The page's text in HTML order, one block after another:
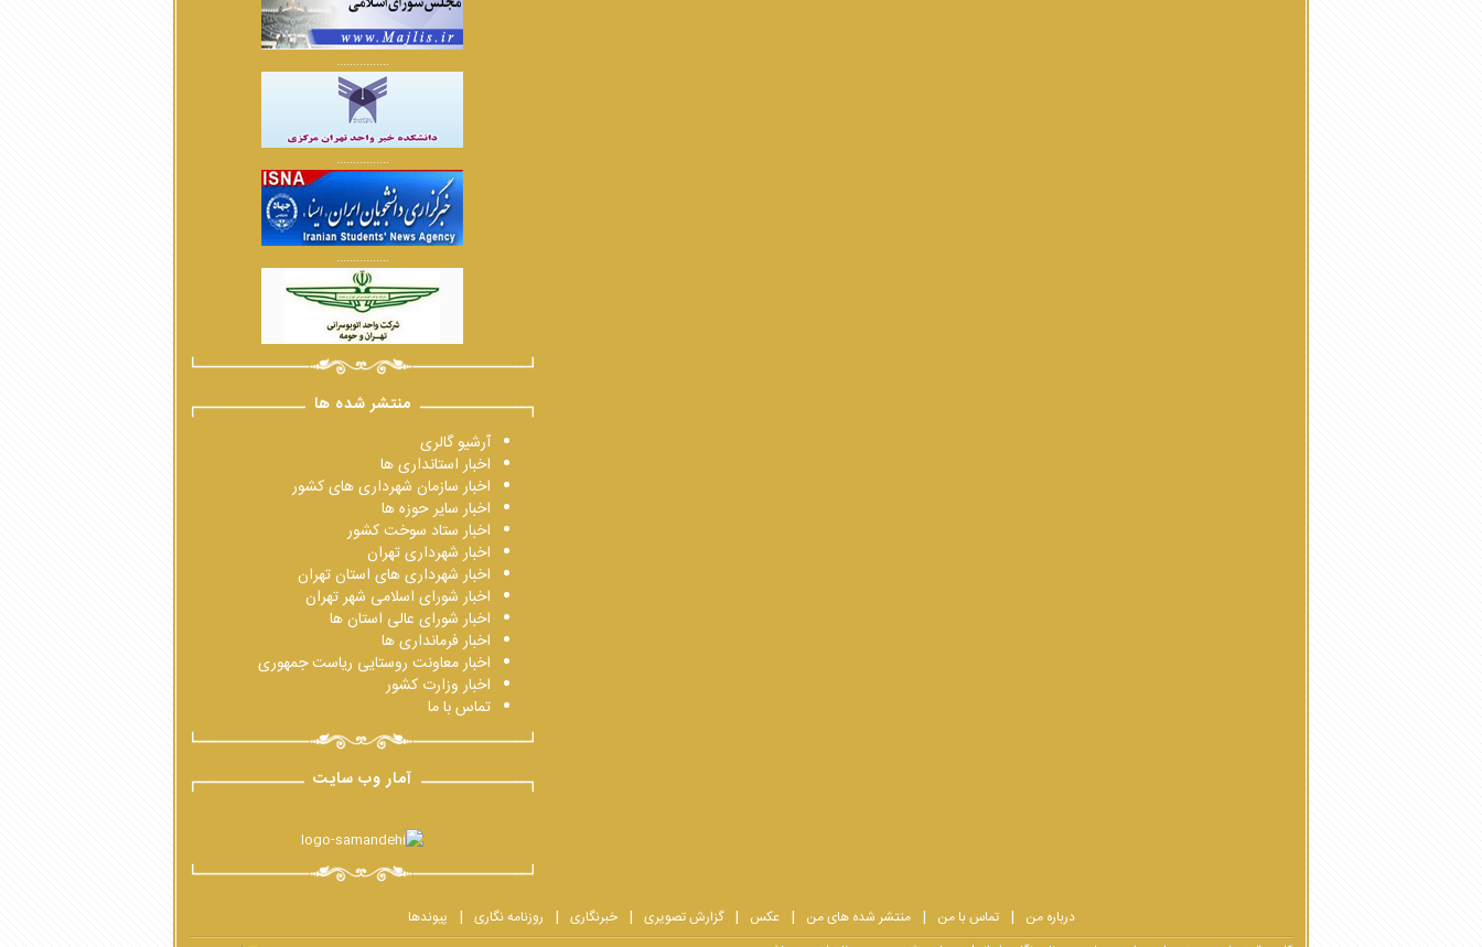
................
................
................
منتشر شده ها
آرشیو گالری
اخبار استانداری ها
اخبار سازمان شهرداری های کشور
اخبار سایر حوزه ها
اخبار ستاد سوخت کشور
اخبار شهرداری تهران
اخبار شهرداری های استان تهران
اخبار شورای اسلامی شهر تهران
اخبار شورای عالی استان ها
اخبار فرمانداری ها
اخبار معاونت روستایی ریاست جمهوری
اخبار وزارت کشور
تماس با ما
آمار وب سایت
درباره من تماس با من منتشر شده های من عکس گزارش تصویری خبرنگاری روزنامه نگاری پیوندها